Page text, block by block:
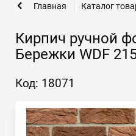
Кирпич ручной
Бережки WDF
Главная Каталог
Код: 18071